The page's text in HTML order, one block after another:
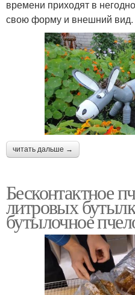
времени приходят в
свою форму и внешний вид.
читать дальше →
Бесконтактное
литровых
бутылочное